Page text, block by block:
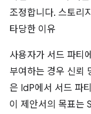
조정합니다. 스토리
타당한 이유
사용자가 서드 파티
부여하는 경우 신뢰
은 IdP에서 서드 파
이 제안서의 목표는